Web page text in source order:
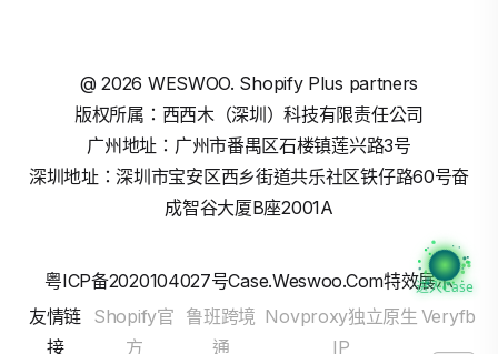
进入Case
@2026 WESWOO. Shopify Plus partners
版权所属：西西木（深圳）科技有限责任公司
广州地址：广州市番禺区石楼镇莲兴路3号
深圳地址：深圳市宝安区西乡街道共乐社区铁仔路60号奋
成智谷大厦B座2001A
粤ICP备2020104027号Case.weswoo.com特效展示
友情链
接
Shopify官
方
鲁班跨境
通
Novproxy独立原生
IP
Veryfb